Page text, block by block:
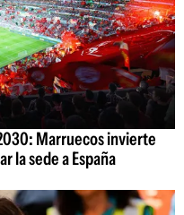
Marruecos invierte
la sede a España